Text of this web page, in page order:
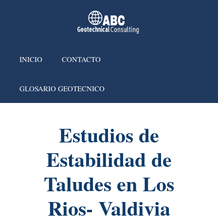
INICIO CONTACTO
GLOSARIO GEOTECNICO
Estudios de
Estabilidad de
Taludes en Los
Rios- Valdivia